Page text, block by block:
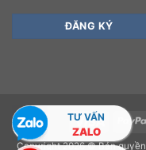
Copyright 2026 © Bản quyền
TƯ VẤN
ZALO